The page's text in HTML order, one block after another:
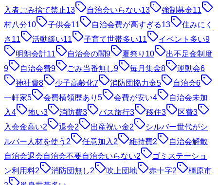
入者ごみ捨て禁止13 自治会いらない13 強制募金11
村八分10 子供会11 自治会費が高すぎる13
住みにく
さ 11 活動緩い11 子育て世帯多い11 イベント多い9
明朗会計11 自治会の闇9 夏祭り 10
出不足金制度
9
自治会費9 ごみ当番無し9 毎月集金8 運動会6
神社費8 少子高齢化7 消防団協力金5 自治会6
一軒家5 会費横領歴あり 5 会費が安い4
自治会未加
入4 怖い3 消防費3 バス旅行3 移住3 区費3
入会金高い2 退会2 出産祝い金2
シルバー世代がシ
ルバー人材を使う 2 任意加入 2 維持費2
自治会解散
自治会退会自治会不要自治会いらない2
ゴミステーショ
ン利用料2 消防団無し2 吹上団地 赤十字2
橿原市